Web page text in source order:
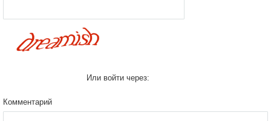
Или войти через:
Комментарий